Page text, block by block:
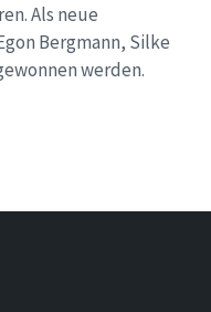
Als neue
Bergmann, Silke
werden.